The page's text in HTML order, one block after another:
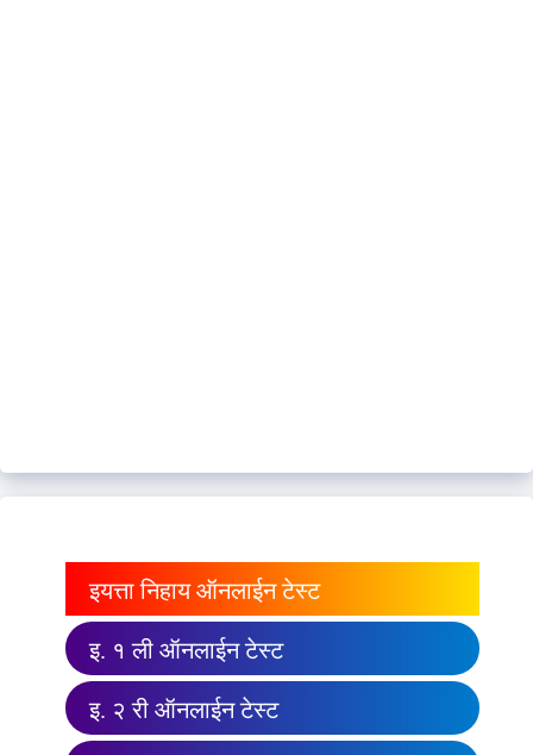
इयत्ता निहाय ऑनलाईन टेस्ट
इ. १ ली ऑनलाईन टेस्ट
इ. २ री ऑनलाईन टेस्ट